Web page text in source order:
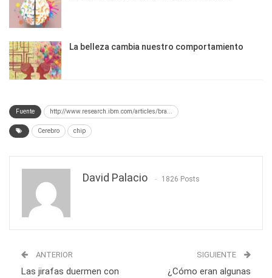
La belleza cambia nuestro comportamiento
Fuente http://www.research.ibm.com/articles/bra...
Cerebro chip
David Palacio 1826 Posts
ANTERIOR
Las jirafas duermen con
SIGUIENTE
¿Cómo eran algunas